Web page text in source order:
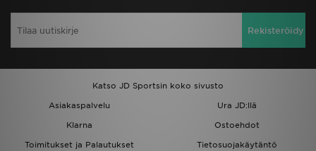
Rekisteröidy
Katso JD Sportsin koko sivusto
Asiakaspalvelu
Ura JD:llä
Klarna
Ostoehdot
Toimitukset ja Palautukset
Tietosuojakäytäntö